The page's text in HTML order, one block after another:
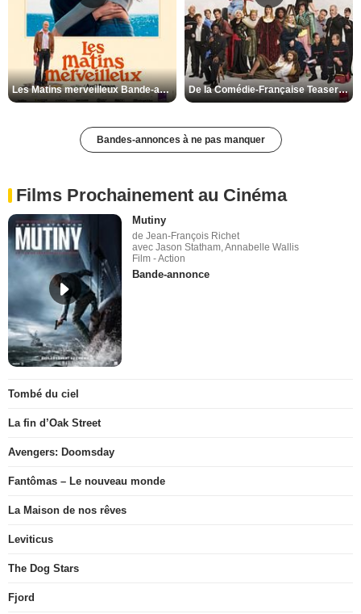
Les Matins merveilleux Bande-annonce VF De la Comédie-Française Teaser VF
Bandes-annonces à ne pas manquer
Films Prochainement au Cinéma
Mutiny
de Jean-François Richet
avec Jason Statham, Annabelle Wallis
Film - Action
Bande-annonce
Tombé du ciel
La fin d’Oak Street
Avengers: Doomsday
Fantômas – Le nouveau monde
La Maison de nos rêves
Leviticus
The Dog Stars
Fjord